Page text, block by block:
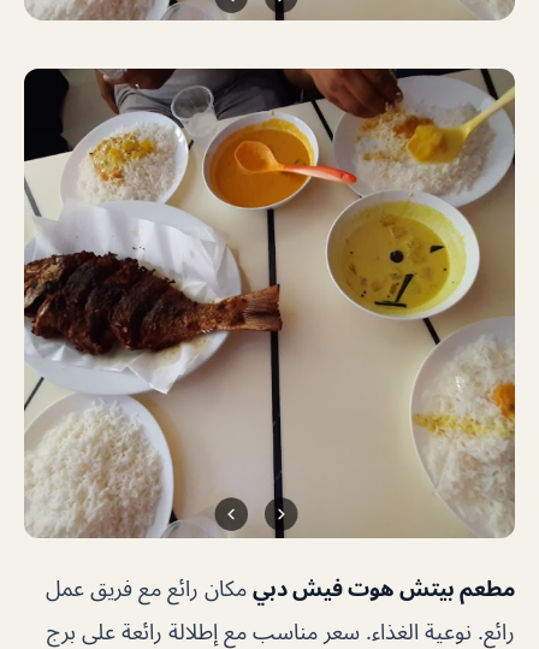
مطعم بيتش هوت فيش دبي مكان رائع مع فريق عمل
رائع. نوعية الغذاء. سعر مناسب مع إطلالة رائعة على برج